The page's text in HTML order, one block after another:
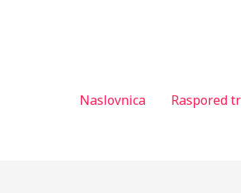
Naslovnica Raspored